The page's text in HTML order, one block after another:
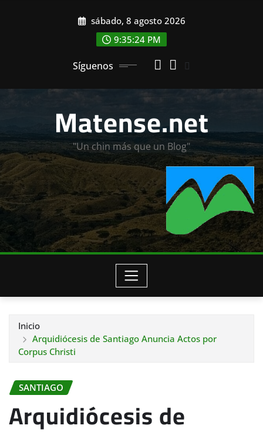
sábado, 8 agosto 2026
9:35:25 PM
Síguenos
Matense.net
"Un chin más que un Blog"
Inicio
Arquidiócesis de Santiago Anuncia Actos por
Corpus Christi
SANTIAGO
Arquidiócesis de